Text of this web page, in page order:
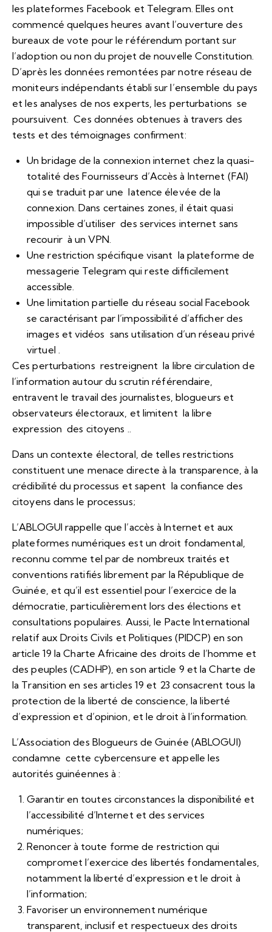
les plateformes Facebook et Telegram. Elles ont
commencé quelques heures avant l’ouverture des
bureaux de vote pour le référendum portant sur
l’adoption ou non du projet de nouvelle Constitution.
D’après les données remontées par notre réseau de
moniteurs indépendants établi sur l’ensemble du pays
et les analyses de nos experts, les perturbations se
poursuivent. Ces données obtenues à travers des
tests et des témoignages confirment:
Un bridage de la connexion internet chez la quasi-
totalité des Fournisseurs d’Accès à Internet (FAI)
qui se traduit par une latence élevée de la
connexion. Dans certaines zones, il était quasi
impossible d’utiliser des services internet sans
recourir à un VPN.
Une restriction spécifique visant la plateforme de
messagerie Telegram qui reste difficilement
accessible.
Une limitation partielle du réseau social Facebook
se caractérisant par l’impossibilité d’afficher des
images et vidéos sans utilisation d’un réseau privé
virtuel .
Ces perturbations restreignent la libre circulation de
l’information autour du scrutin référendaire,
entravent le travail des journalistes, blogueurs et
observateurs électoraux, et limitent la libre
expression des citoyens ..
Dans un contexte électoral, de telles restrictions
constituent une menace directe à la transparence, à la
crédibilité du processus et sapent la confiance des
citoyens dans le processus;
L’ABLOGUI rappelle que l’accès à Internet et aux
plateformes numériques est un droit fondamental,
reconnu comme tel par de nombreux traités et
conventions ratifiés librement par la République de
Guinée, et qu’il est essentiel pour l’exercice de la
démocratie, particulièrement lors des élections et
consultations populaires. Aussi, le Pacte International
relatif aux Droits Civils et Politiques (PIDCP) en son
article 19 la Charte Africaine des droits de l’homme et
des peuples (CADHP), en son article 9 et la Charte de
la Transition en ses articles 19 et 23 consacrent tous la
protection de la liberté de conscience, la liberté
d’expression et d’opinion, et le droit à l’information.
L’Association des Blogueurs de Guinée (ABLOGUI)
condamne cette cybercensure et appelle les
autorités guinéennes à :
Garantir en toutes circonstances la disponibilité et
l’accessibilité d’Internet et des services
numériques;
Renoncer à toute forme de restriction qui
compromet l’exercice des libertés fondamentales,
notamment la liberté d’expression et le droit à
l’information;
Favoriser un environnement numérique
transparent, inclusif et respectueux des droits